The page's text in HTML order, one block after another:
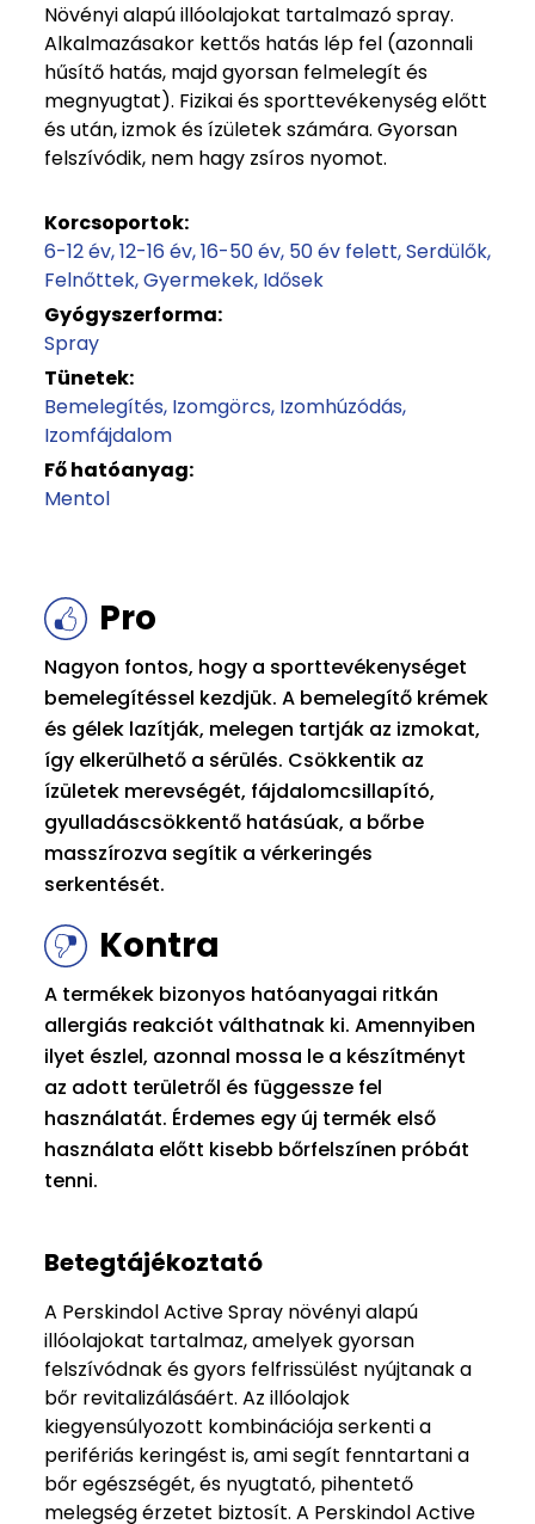
Növényi alapú illóolajokat tartalmazó spray.
Alkalmazásakor kettős hatás lép fel (azonnali
hűsítő hatás, majd gyorsan felmelegít és
megnyugtat). Fizikai és sporttevékenység előtt
és után, izmok és ízületek számára. Gyorsan
felszívódik, nem hagy zsíros nyomot.
Korcsoportok:
6-12 év 12-16 év 16-50 év 50 év felett Serdülők
Felnőttek Gyermekek Idősek
Gyógyszerforma:
Spray
Tünetek:
Bemelegítés Izomgörcs Izomhúzódás
Izomfájdalom
Fő hatóanyag:
Mentol
Pro
Nagyon fontos, hogy a sporttevékenységet
bemelegítéssel kezdjük. A bemelegítő krémek
és gélek lazítják, melegen tartják az izmokat,
így elkerülhető a sérülés. Csökkentik az
ízületek merevségét, fájdalomcsillapító,
gyulladáscsökkentő hatásúak, a bőrbe
masszírozva segítik a vérkeringés
serkentését.
Kontra
A termékek bizonyos hatóanyagai ritkán
allergiás reakciót válthatnak ki. Amennyiben
ilyet észlel, azonnal mossa le a készítményt
az adott területről és függessze fel
használatát. Érdemes egy új termék első
használata előtt kisebb bőrfelszínen próbát
tenni.
Betegtájékoztató
A Perskindol Active Spray növényi alapú
illóolajokat tartalmaz, amelyek gyorsan
felszívódnak és gyors felfrissülést nyújtanak a
bőr revitalizálásáért. Az illóolajok
kiegyensúlyozott kombinációja serkenti a
perifériás keringést is, ami segít fenntartani a
bőr egészségét, és nyugtató, pihentető
melegség érzetet biztosít. A Perskindol Active